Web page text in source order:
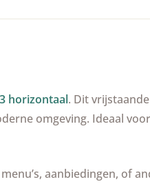
horizontaal. Dit
omgeving. Ideaal
aanbiedingen, of